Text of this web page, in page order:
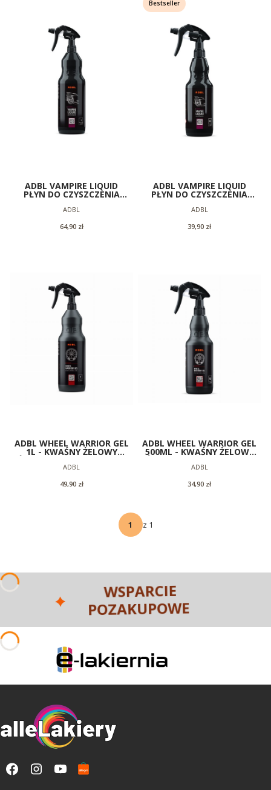
ADBL VAMPIRE LIQUID
PŁYN DO CZYSZCZENIA
FELGA 1L
Producent
ADBL
Cena
64,90 zł
Bestseller
ADBL VAMPIRE LIQUID
PŁYN DO CZYSZCZENIA
FELGA 500ML
Producent
ADBL
Cena
39,90 zł
ADBL WHEEL WARRIOR GEL
1L - KWAŚNY ŻELOWY
FELG
Producent
ADBL
Cena
49,90 zł
ADBL WHEEL WARRIOR GEL
500ML - KWAŚNY ŻELOWY
FELG
Producent
ADBL
Cena
34,90 zł
z 1
WSPARCIE
POZAKUPOWE